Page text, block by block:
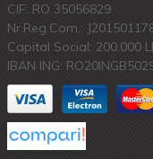
CIF: RO 35056829
Nr.Reg.Com.:
Capital Social: 200.000
IBAN ING: